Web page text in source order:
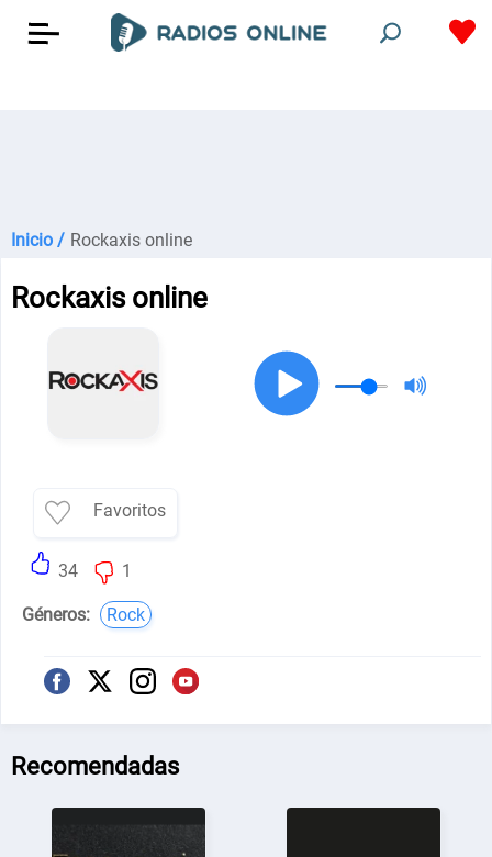
Inicio / Rockaxis online
Rockaxis online
Favoritos
34 1
Géneros: Rock
Recomendadas